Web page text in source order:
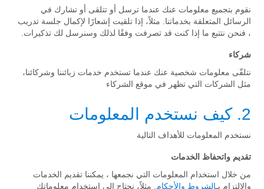
نقوم بتجميع معلومات عنك عندما ترسل أو تتلقى أو تشارك في
الرسائل المتعلقة بخدماتنا. مثلاً، إذا تلقيت إشعارًا لإكمال جلسة تدريب
، فنحن نتتبع ما إذا كنت قد تصرفت وفقًا لذلك وسنرسل لك تذكيرات.
شركاء
نتلقّى معلومات شخصية عنك عندما تستخدم خدمات زبائننا وشركائنا،
مثل الشركات التي تظهر في موقع الشركاء
2. كيف نستخدم المعلومات
نستخدم المعلومات للأهداف التالية
تقديم واتحفاظ الخدمات
من خلال استخدام المعلومات التي نجمعها ، يمكننا تقديم الخدمات
والالتزام بـالشروط والأحكام . مثلاً، نحتاج إلى استخدام معلوماتك